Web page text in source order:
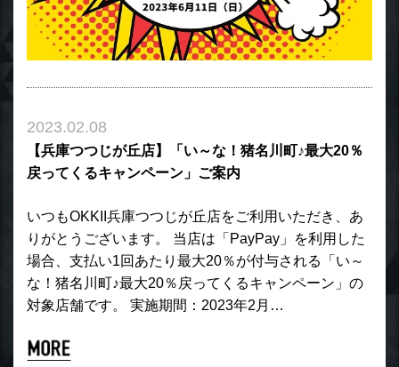
2023.02.08
【兵庫つつじが丘店】「い～な！猪名川町♪最大20％
戻ってくるキャンペーン」ご案内
いつもOKKII兵庫つつじが丘店をご利用いただき、あ
りがとうございます。 当店は「PayPay」を利用した
場合、支払い1回あたり最大20％が付与される「い～
な！猪名川町♪最大20％戻ってくるキャンペーン」の
対象店舗です。 実施期間：2023年2月…